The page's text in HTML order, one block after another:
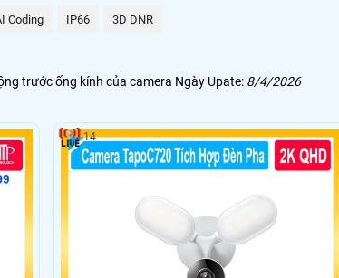
Coding IP66 3D DNR
trước ống kính của camera Ngày Upate: 8/4/2026
14